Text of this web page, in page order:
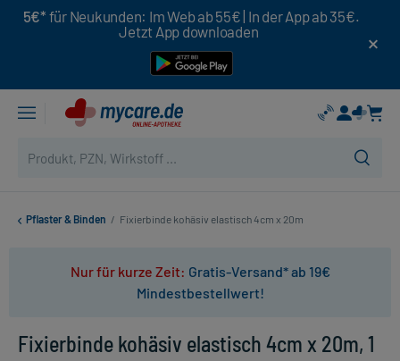
5€* für Neukunden: Im Web ab 55€ | In der App ab 35€.
Jetzt App downloaden
Pflaster & Binden / Fixierbinde kohäsiv elastisch 4cm x 20m
Nur für kurze Zeit: Gratis-Versand* ab 19€
Mindestbestellwert!
Fixierbinde kohäsiv elastisch 4cm x 20m, 1